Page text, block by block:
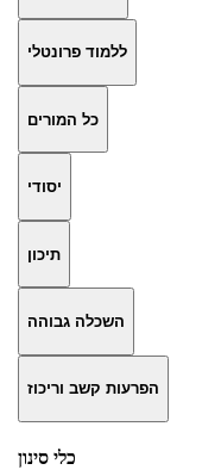
ללמוד פרונטלי
כל המורים
יסודי
תיכון
השכלה גבוהה
הפרעות קשב וריכוז
כלי סינון